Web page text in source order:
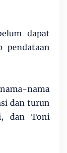
dapat
pendataan
nama
dan turun
dan Toni